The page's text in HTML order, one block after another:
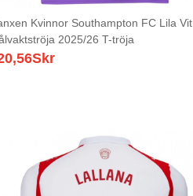
Kvinnor Southampton FC Lila Vit
2025/26 T-tröja
Skr